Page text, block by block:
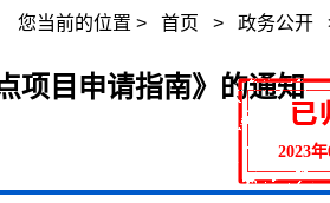
您当前的位置 > 首页 > 政务公开
2023
项目申请指南》的通知